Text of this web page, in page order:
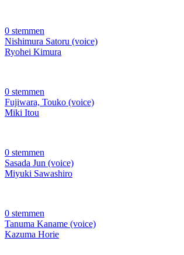
0 stemmen
Nishimura Satoru (voice)
Ryohei Kimura
0 stemmen
Fujiwara, Touko (voice)
Miki Itou
0 stemmen
Sasada Jun (voice)
Miyuki Sawashiro
0 stemmen
Tanuma Kaname (voice)
Kazuma Horie